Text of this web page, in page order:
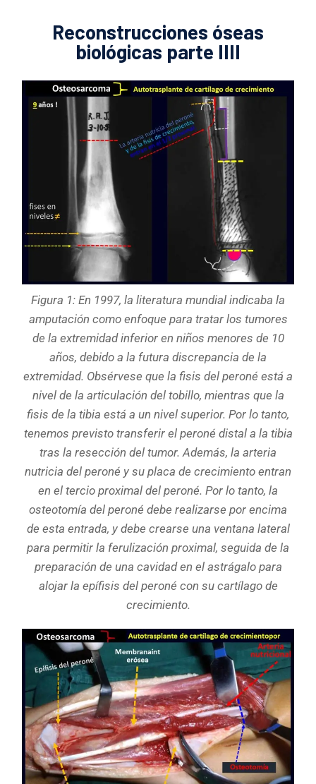
Reconstrucciones óseas
biológicas parte IIII
Figura 1: En 1997, la literatura mundial indicaba la
amputación como enfoque para tratar los tumores
de la extremidad inferior en niños menores de 10
años, debido a la futura discrepancia de la
extremidad. Obsérvese que la fisis del peroné está a
nivel de la articulación del tobillo, mientras que la
fisis de la tibia está a un nivel superior. Por lo tanto,
tenemos previsto transferir el peroné distal a la tibia
tras la resección del tumor. Además, la arteria
nutricia del peroné y su placa de crecimiento entran
en el tercio proximal del peroné. Por lo tanto, la
osteotomía del peroné debe realizarse por encima
de esta entrada, y debe crearse una ventana lateral
para permitir la ferulización proximal, seguida de la
preparación de una cavidad en el astrágalo para
alojar la epífisis del peroné con su cartílago de
crecimiento.